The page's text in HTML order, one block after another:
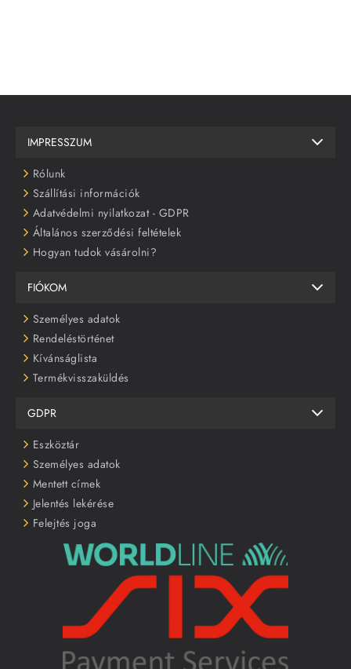
IMPRESSZUM
Rólunk
Szállítási információk
Adatvédelmi nyilatkozat - GDPR
Általános szerződési feltételek
Hogyan tudok vásárolni?
FIÓKOM
Személyes adatok
Rendeléstörténet
Kívánságlista
Termékvisszaküldés
GDPR
Eszköztár
Személyes adatok
Mentett címek
Jelentés lekérése
Felejtés joga